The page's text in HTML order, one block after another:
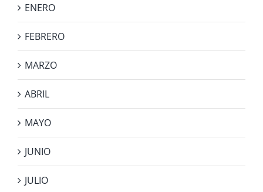
ENERO
FEBRERO
MARZO
ABRIL
MAYO
JUNIO
JULIO